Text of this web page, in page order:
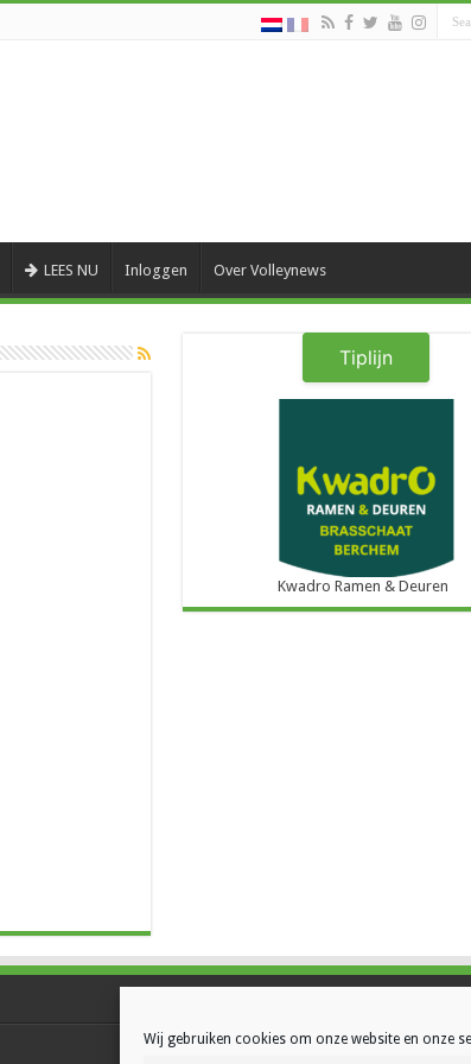
Wij gebruiken cookies om onze website en onze
LEES NU Inloggen Over Volleynews
Tiplijn
Kwadro Ramen & Deuren